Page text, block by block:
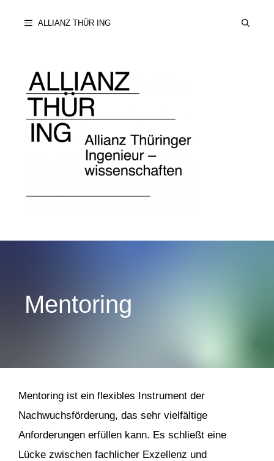
ALLIANZ THÜR ING
Mentoring
Mentoring ist ein flexibles Instrument der
Nachwuchsförderung, das sehr vielfältige
Anforderungen erfüllen kann. Es schließt eine
Lücke zwischen fachlicher Exzellenz und